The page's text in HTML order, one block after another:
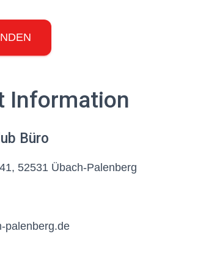
Information
Büro
52531 Übach-Palenberg
palenberg.de